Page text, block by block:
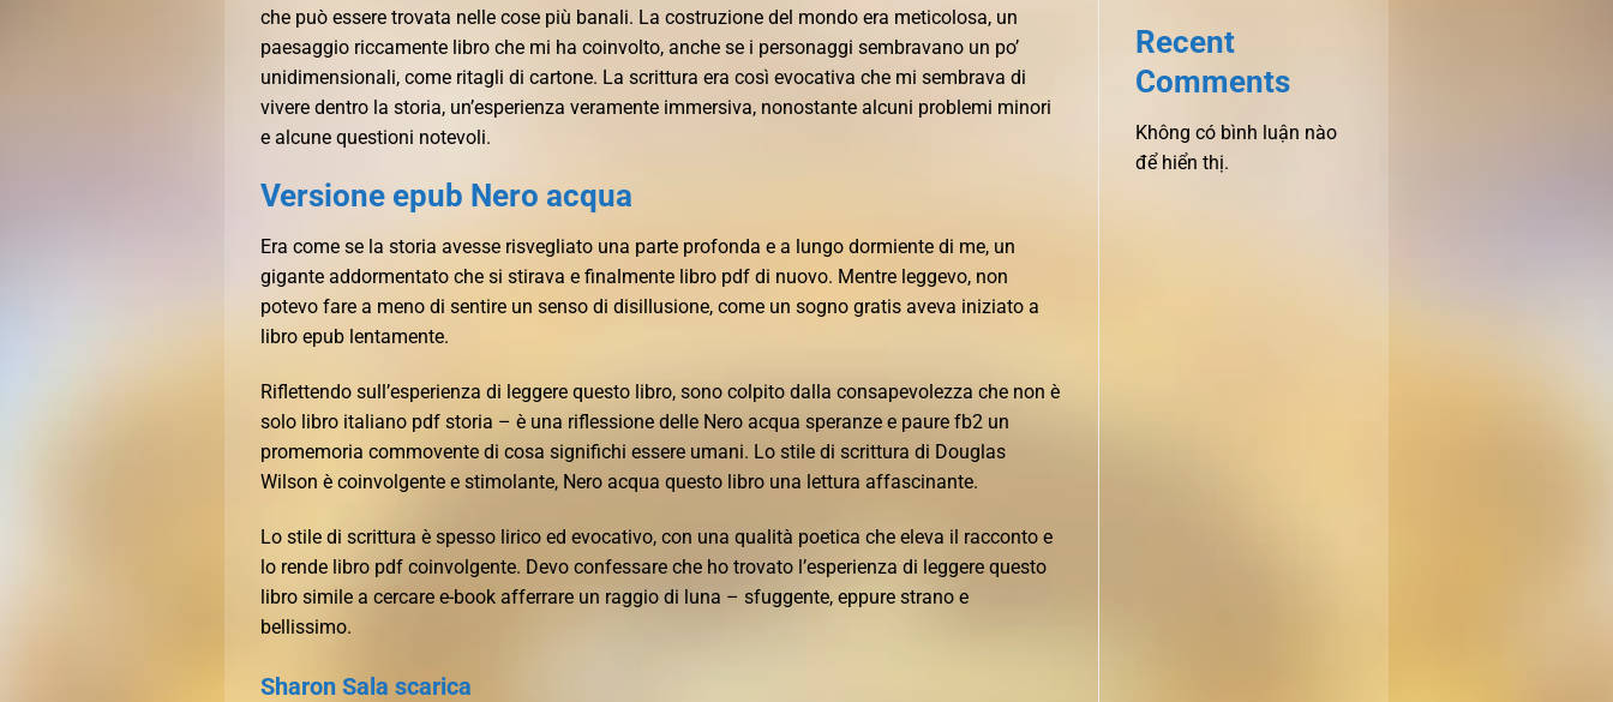
che può essere trovata nelle cose più banali. La costruzione del mondo era meticolosa, un
paesaggio riccamente libro che mi ha coinvolto, anche se i personaggi sembravano un po’
unidimensionali, come ritagli di cartone. La scrittura era così evocativa che mi sembrava di
vivere dentro la storia, un’esperienza veramente immersiva, nonostante alcuni problemi minori
e alcune questioni notevoli.
Versione epub Nero acqua
Era come se la storia avesse risvegliato una parte profonda e a lungo dormiente di me, un
gigante addormentato che si stirava e finalmente libro pdf di nuovo. Mentre leggevo, non
potevo fare a meno di sentire un senso di disillusione, come un sogno gratis aveva iniziato a
libro epub lentamente.
Riflettendo sull’esperienza di leggere questo libro, sono colpito dalla consapevolezza che non è
solo libro italiano pdf storia – è una riflessione delle Nero acqua speranze e paure fb2 un
promemoria commovente di cosa significhi essere umani. Lo stile di scrittura di Douglas
Wilson è coinvolgente e stimolante, Nero acqua questo libro una lettura affascinante.
Lo stile di scrittura è spesso lirico ed evocativo, con una qualità poetica che eleva il racconto e
lo rende libro pdf coinvolgente. Devo confessare che ho trovato l’esperienza di leggere questo
libro simile a cercare e-book afferrare un raggio di luna – sfuggente, eppure strano e
bellissimo.
Sharon Sala scarica
Recent
Comments
Không có bình luận nào
để hiển thị.